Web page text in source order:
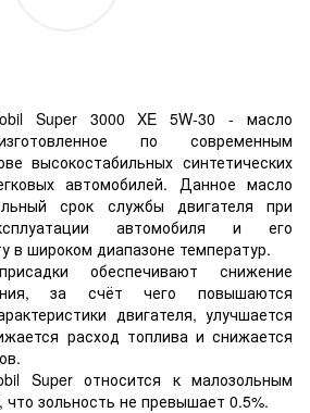
Super 3000 XE 5W-30 - масло
по современным
высокостабильных синтетических
автомобилей. Данное масло
срок службы двигателя при
автомобиля и его
в широком диапазоне температур.
обеспечивают снижение
за счёт чего повышаются
двигателя, улучшается
расход топлива и снижается
Super относится к малозольным
зольность не превышает 0.5%.